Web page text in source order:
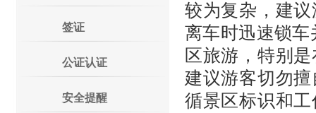
签证
公证认证
安全提醒
较为复杂，建
离车时迅速锁车
区旅游，特别
建议游客切勿
循景区标识和